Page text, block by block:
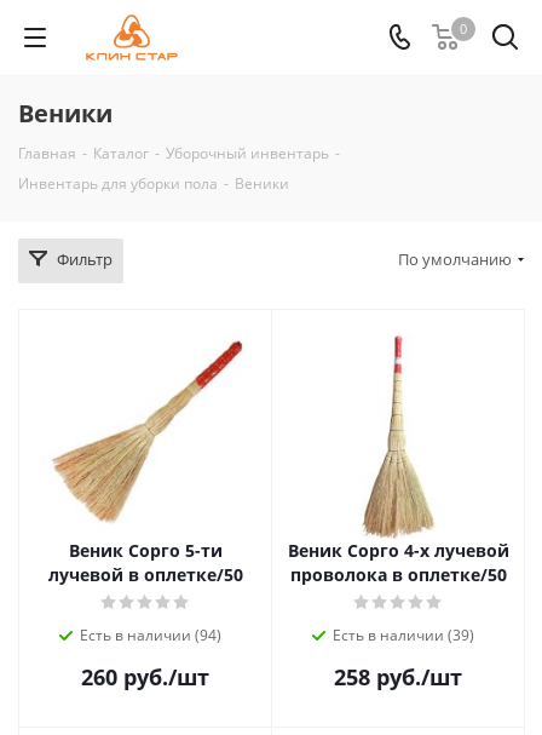
0
Веники
Главная - Каталог - Уборочный инвентарь -
Инвентарь для уборки пола - Веники
Фильтр По умолчанию
Веник Сорго 5-ти
лучевой в оплетке/50
Есть в наличии (94)
260 руб./шт
Веник Сорго 4-х лучевой
проволока в оплетке/50
Есть в наличии (39)
258 руб./шт